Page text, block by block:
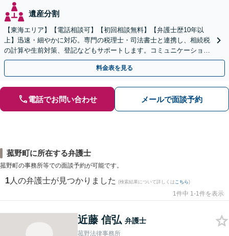
遺産分割
【東海エリア】【電話相談可】【初回相談無料】【弁護士歴10年以
上】迅速・細やかに対応。専門の税理士・司法書士と連携し、相続税
の計算や生前対策、登記などもサポートします。コミュニケーション
を大事にし、より納得できる解決を目指します。
料金表を見る
電話でお問い合わせ メールで面談予約
菰野町に所在する弁護士
菰野町の事務所等での面談予約が可能です。
1 人の弁護士が見つかりました (検索結果について詳しくは こちら)
1件中 1-1件を表示
近藤 信弘 弁護士
菰野法律事務所